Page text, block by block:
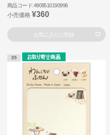
商品コード:4909510190996
小売価格 ¥360
お気に入りに登録
35